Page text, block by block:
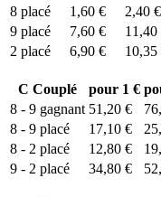
8 placé 1,60 €
2,40 €
9 placé 7,60 €
11,40
2 placé 6,90 € 10,35
C Couplé pour 1 €
8 - 9 gagnant 51,20 €
8 - 9 placé 17,10 €
8 - 2 placé 12,80 €
9 - 2 placé 34,80 €